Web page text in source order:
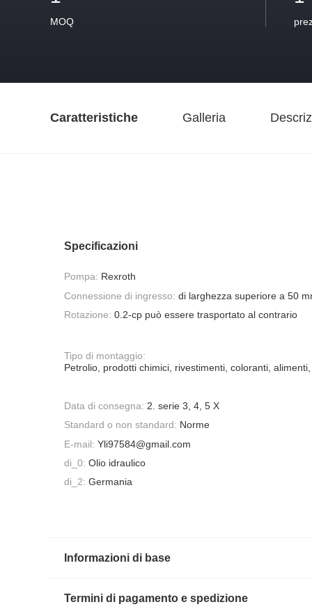
MOQ
Caratteristiche Galleria
Specificazioni
Pompa: Rexroth
Connessione di ingresso: di larghezza superiore a 50
Rotazione: 0.2-cp può essere trasportato al contrario
Tipo di montaggio:
Petrolio, prodotti chimici, rivestimenti, coloranti,
Data di consegna: 2. serie 3, 4, 5 X
Standard o non standard: Norme
E-mail: Yli97584@gmail.com
di_0: Olio idraulico
di_2: Germania
Informazioni di base
Termini di pagamento e spedizione